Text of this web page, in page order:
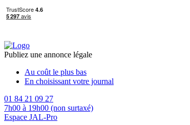
Publiez une annonce légale
Au coût le plus bas
En choisissant votre journal
01 84 21 09 27
7h00 à 19h00 (non surtaxé)
Espace JAL-Pro